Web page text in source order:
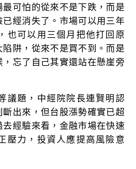
可怕的從來不是下跌，而是
經消失了。市場可以用三年
也可以用三個月把他打回原
阱，從來不是買不到。而是
忘了自己其實還站在懸崖旁
議題，中經院院長連賢明認
出來，但台股漲勢確實已超
經驗來看，金融市場在快速
壓力，投資人應提高風險意